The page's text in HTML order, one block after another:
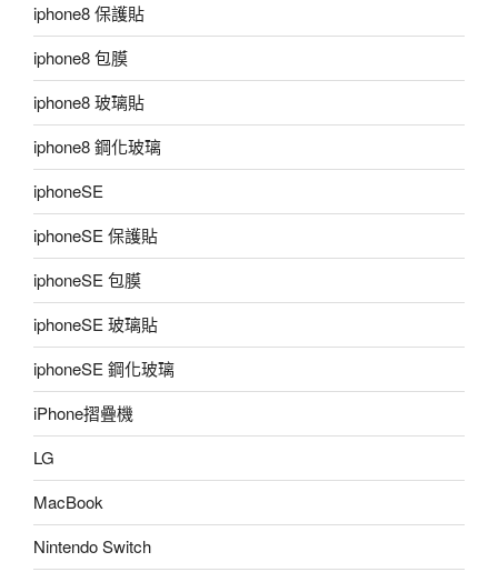
iphone8 保護貼
iphone8 包膜
iphone8 玻璃貼
iphone8 鋼化玻璃
iphoneSE
iphoneSE 保護貼
iphoneSE 包膜
iphoneSE 玻璃貼
iphoneSE 鋼化玻璃
iPhone摺疊機
LG
MacBook
Nintendo Switch